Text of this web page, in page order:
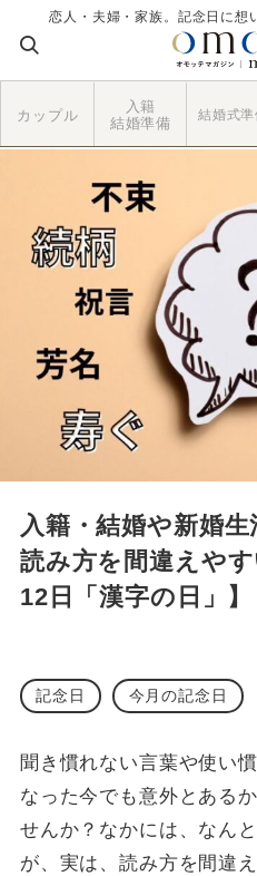
恋人・夫婦・家族。記念日に想
カップル
入籍
結婚準備
結婚式準
入籍・結婚や新婚生
読み方を間違えや
12日「漢字の日」】
記念日 今月の記念日
聞き慣れない言葉や使い
なった今でも意外とある
せんか？なかには、なん
が、実は、読み方を間違